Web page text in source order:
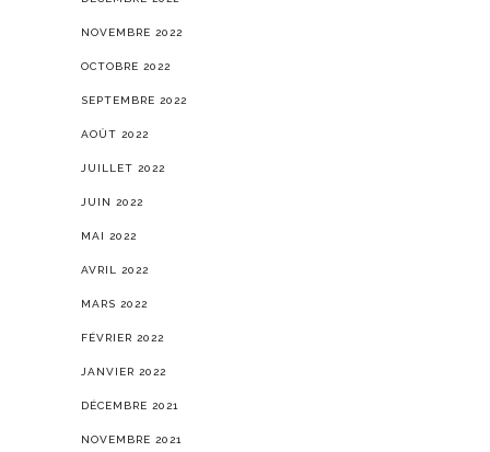
NOVEMBRE 2022
OCTOBRE 2022
SEPTEMBRE 2022
AOÛT 2022
JUILLET 2022
JUIN 2022
MAI 2022
AVRIL 2022
MARS 2022
FÉVRIER 2022
JANVIER 2022
DÉCEMBRE 2021
NOVEMBRE 2021